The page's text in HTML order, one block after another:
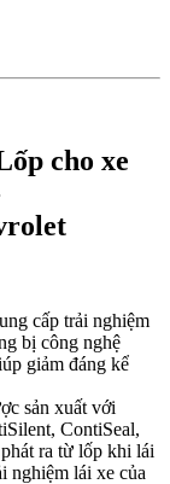
cho xe
cấp trải nghiệm
bị công nghệ
giảm đáng kể
sản xuất với
ContiSeal,
ra từ lốp khi lái
nghiệm lái xe của